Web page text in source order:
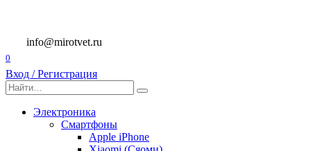
содержанию
info@mirotvet.ru
0
Вход / Регистрация
Search
for:
Электроника
Смартфоны
Apple iPhone